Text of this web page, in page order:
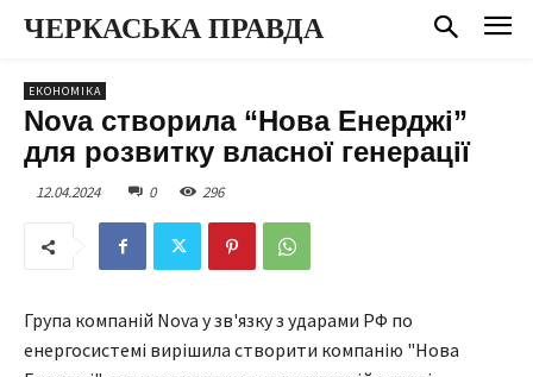
ЧЕРКАСЬКА ПРАВДА
ЕКОНОМІКА
Nova створила “Нова Енерджі”
для розвитку власної генерації
12.04.2024 0 296
Група компаній Nova у зв'язку з ударами РФ по
енергосистемі вирішила створити компанію "Нова